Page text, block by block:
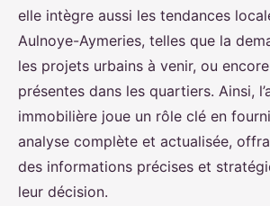
elle intègre aussi les tendances
Aulnoye-Aymeries, telles que la
les projets urbains à venir, ou
présentes dans les quartiers. Ainsi,
immobilière joue un rôle clé en
analyse complète et actualisée,
des informations précises et
leur décision.